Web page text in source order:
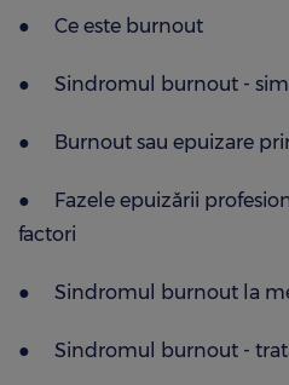
● Ce este burnout
● Sindromul burnout -
● Burnout sau epuizare
●
Fazele epuizării
factori
● Sindromul burnout la
● Sindromul burnout -